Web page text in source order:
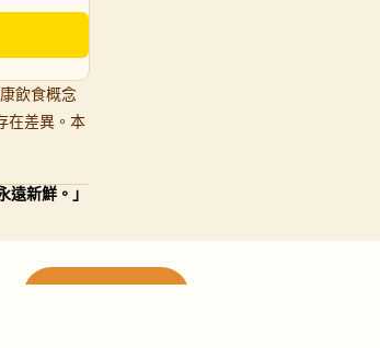
飲食概念
在差異。本
遠新鮮。」